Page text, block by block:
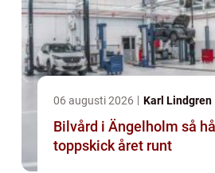
06 augusti 2026 Karl Lindgren
Bilvård i Ängelholm så håller du bilen i
toppskick året runt